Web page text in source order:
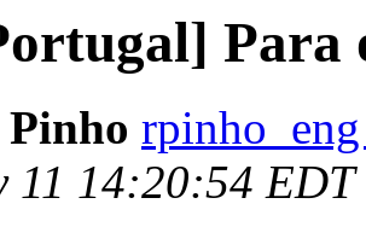
Para
11 14:20:54 EDT